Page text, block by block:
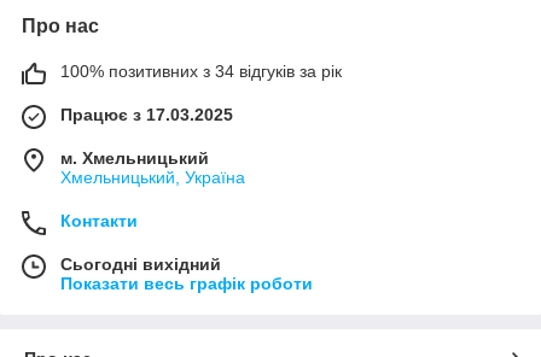
Про нас
100% позитивних з 34 відгуків за рік
Працює з 17.03.2025
м. Хмельницький
Хмельницький, Україна
Контакти
Сьогодні вихідний
Показати весь графік роботи